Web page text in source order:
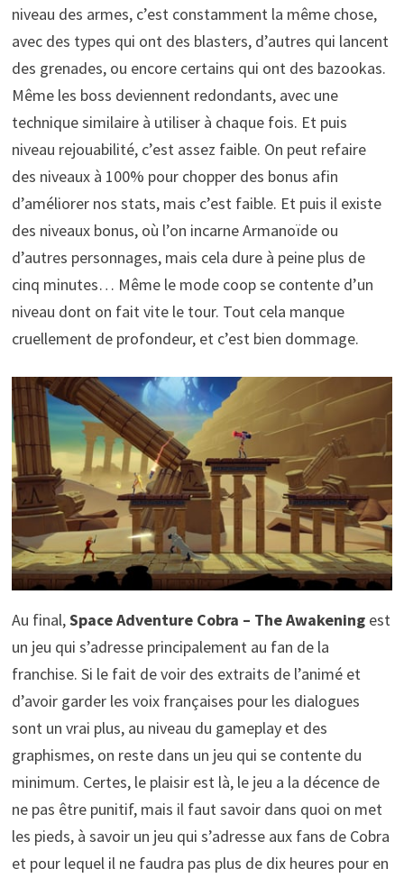
niveau des armes, c’est constamment la même chose,
avec des types qui ont des blasters, d’autres qui lancent
des grenades, ou encore certains qui ont des bazookas.
Même les boss deviennent redondants, avec une
technique similaire à utiliser à chaque fois. Et puis
niveau rejouabilité, c’est assez faible. On peut refaire
des niveaux à 100% pour chopper des bonus afin
d’améliorer nos stats, mais c’est faible. Et puis il existe
des niveaux bonus, où l’on incarne Armanoïde ou
d’autres personnages, mais cela dure à peine plus de
cinq minutes… Même le mode coop se contente d’un
niveau dont on fait vite le tour. Tout cela manque
cruellement de profondeur, et c’est bien dommage.
Au final,Space Adventure Cobra – The Awakeningest
un jeu qui s’adresse principalement au fan de la
franchise. Si le fait de voir des extraits de l’animé et
d’avoir garder les voix françaises pour les dialogues
sont un vrai plus, au niveau du gameplay et des
graphismes, on reste dans un jeu qui se contente du
minimum. Certes, le plaisir est là, le jeu a la décence de
ne pas être punitif, mais il faut savoir dans quoi on met
les pieds, à savoir un jeu qui s’adresse aux fans de Cobra
et pour lequel il ne faudra pas plus de dix heures pour en